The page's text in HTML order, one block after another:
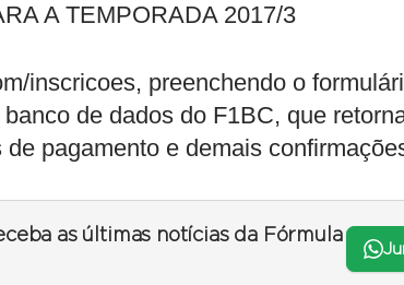
A TEMPORADA 2017/3
inscricoes, preenchendo o
de dados do F1BC, que
pagamento e demais
as últimas notícias da Fórmula